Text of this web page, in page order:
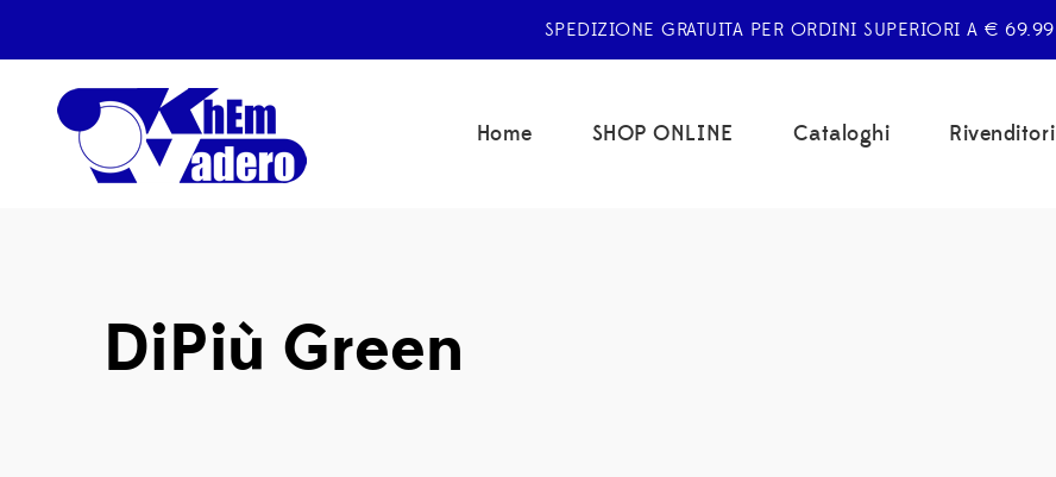
SPEDIZIONE GRATUITA PER ORDINI SUPERIORI A € 69.99
Home SHOP ONLINE Cataloghi Rivenditori
DiPiù Green